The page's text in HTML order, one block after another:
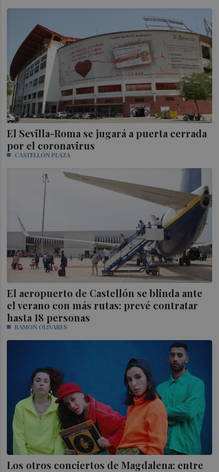
El Sevilla-Roma se jugará a puerta cerrada
por el coronavirus
CASTELLÓN PLAZA
El aeropuerto de Castellón se blinda ante
el verano con más rutas: prevé contratar
hasta 18 personas
RAMON OLIVARES
Los otros conciertos de Magdalena: entre